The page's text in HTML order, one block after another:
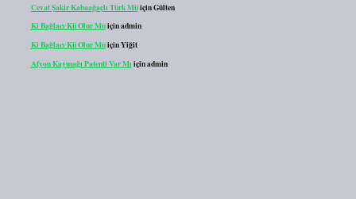
Cevat Şakir Kabaağaçlı Türk MüiçinGülten
Ki Bağlacı Kü Olur Muiçinadmin
Ki Bağlacı Kü Olur MuiçinYiğit
Afyon Kaymağı Patenti Var Mı içinadmin